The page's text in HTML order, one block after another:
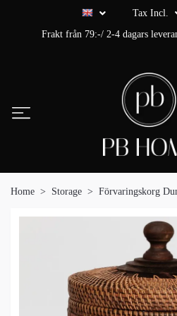
Tax Incl.
Frakt från 79:-/ 2-4 dagars
Home Storage Förvaringskorg